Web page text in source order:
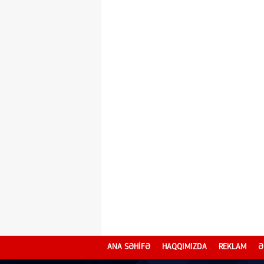
ANA SƏHİFƏ HAQQIMIZDA REKLAM